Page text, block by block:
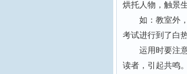
烘托人物，触景
如：教室外，
考试进行到了白
运用时要注意
读者，引起共鸣